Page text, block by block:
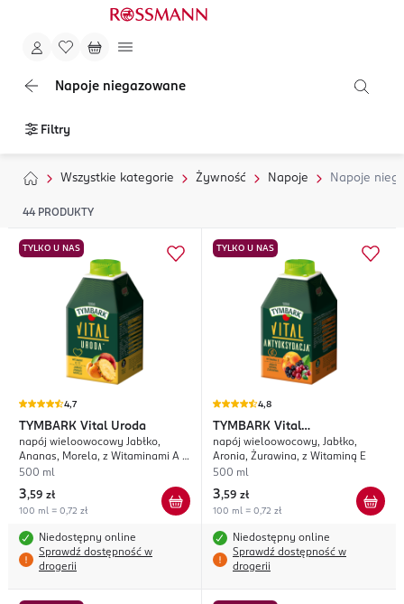
Napoje niegazowane
Filtry
Wszystkie kategorie Żywność Napoje Napoje
44 PRODUKTY
TYLKO U NAS
4,7
TYMBARK Vital Uroda
napój wieloowocowy Jabłko,
Ananas, Morela, z Witaminami A i
C
500 ml
3,59 zł
100 ml = 0,72 zł
Niedostępny online
Sprawdź dostępność w
drogerii
TYLKO U NAS
4,8
TYMBARK Vital
Antyoksydacja
napój wieloowocowy, Jabłko,
Aronia, Żurawina, z Witaminą E
500 ml
3,59 zł
100 ml = 0,72 zł
Niedostępny online
Sprawdź dostępność w
drogerii